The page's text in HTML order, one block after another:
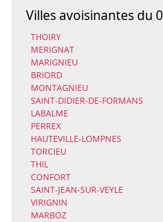
Villes avoisinantes du
THOIRY
MERIGNAT
MARIGNIEU
BRIORD
MONTAGNIEU
SAINT-DIDIER-DE-FORMANS
LABALME
PERREX
HAUTEVILLE-LOMPNES
TORCIEU
THIL
CONFORT
SAINT-JEAN-SUR-VEYLE
VIRIGNIN
MARBOZ